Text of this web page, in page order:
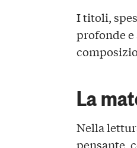
I titoli,
profonde
La
Nella
pensante,